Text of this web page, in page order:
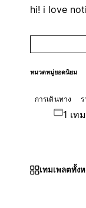
hi! i love
หมวดหมู่ยอดนิยม
การเดินทาง
1 เท
เทมเพลตทั้ง